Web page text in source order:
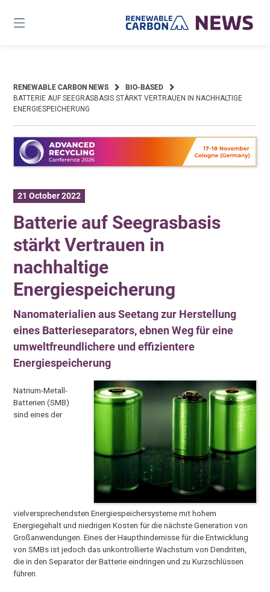
content
RENEWABLE CARBON NEWS
BIO-BASED
BATTERIE AUF SEEGRASBASIS STÄRKT VERTRAUEN IN NACHHALTIGE
ENERGIESPEICHERUNG
21 October 2022
Batterie auf Seegrasbasis
stärkt Vertrauen in
nachhaltige
Energiespeicherung
Nanomaterialien aus Seetang zur Herstellung
eines Batterieseparators, ebnen Weg für eine
umweltfreundlichere und effizientere
Energiespeicherung
Natrium-Metall-
Batterien (SMB)
sind eines der
vielversprechendsten Energiespeichersysteme mit hohem
Energiegehalt und niedrigen Kosten für die nächste Generation von
Großanwendungen. Eines der Haupthindernisse für die Entwicklung
von SMBs ist jedoch das unkontrollierte Wachstum von Dendriten,
die in den Separator der Batterie eindringen und zu Kurzschlüssen
führen.